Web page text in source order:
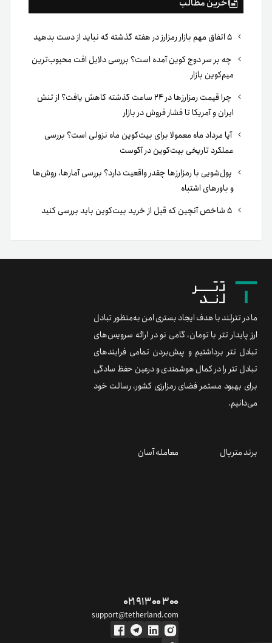
آخرین مطالب
چه بر سر دوج کوین آمده است؟ بررسی دلایل افت محبوب‌ترین
میم‌کوین بازار
چرا قیمت رمزارزها در ۲۴ ساعت گذشته کاهش یافت؟ از تنش
ایران و آمریکا تا فشار فروش در بازار
آیا مرداد ماه معمولا برای بیت‌کوین ماه نزولی است؟ بررسی
عملکرد تاریخی بیت‌کوین در آگوست
پول‌شویی با رمزارزها چقدر واقعیت دارد؟ بررسی آمارها، روش‌ها
و باورهای اشتباه
ما در تترلند با هدف ایجاد بستری امن به‌منظور تبادل
ارز پایدار تتر با تومان، گامی نو در ارائه سرویس‌های
تبادل تتر برداشتیم و پیش‌بردن تمامی فرایندهای
تبادل تتر را در کمال هوشمندی و درعین حفظ سادگی
برای بهبود مستمر فضای رمزارزی کشور، رسالت خود
می‌دانیم.
برند متریال معامله آسان
۰۲۱ ۹۱ ۳۰۰ ۳۰۰
support@tetherland.com